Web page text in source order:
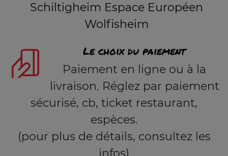
Schiltigheim Espace Européen
Wolfisheim
Le choix du paiement
Paiement en ligne ou à la
livraison. Réglez par paiement
sécurisé, cb, ticket restaurant,
espèces.
(pour plus de détails, consultez les
infos)